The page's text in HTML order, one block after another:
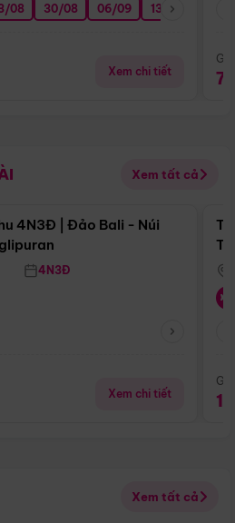
08 30/08 06/09 13/09
Xem chi tiết
Xem tất cả
Điểm nổi bật
4N3Đ | Đảo Bali - Núi
4N3Đ
Xem chi tiết
Xem tất cả
Điểm nổi bật